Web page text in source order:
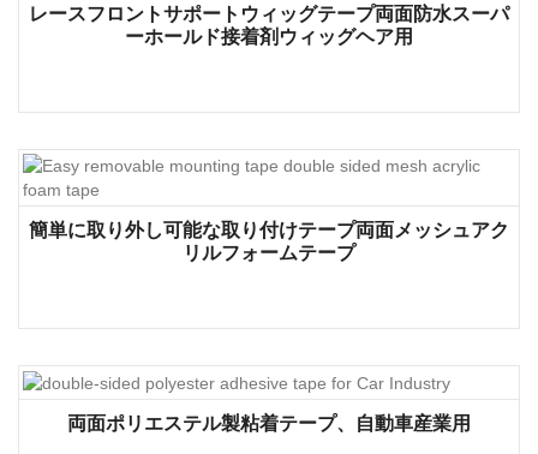
レースフロントサポートウィッグテープ両面防水スーパ
ーホールド接着剤ウィッグヘア用
簡単に取り外し可能な取り付けテープ両面メッシュアク
リルフォームテープ
両面ポリエステル製粘着テープ、自動車産業用